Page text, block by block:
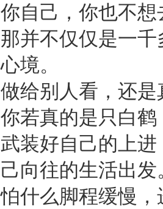
你自己，你也不
那并不仅仅是一
心境。
做给别人看，还
你若真的是只白
武装好自己的上
己向往的生活出发
怕什么脚程缓慢